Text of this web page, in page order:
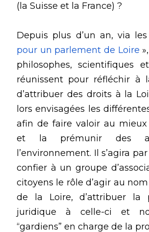
(la Suisse et la France) ?
Depuis plus d’un an, via
pour un parlement de Loire
philosophes, scientifiques
réunissent pour réfléchir à
d’attribuer des droits à la
lors envisagées les
afin de faire valoir au mieux
et la prémunir des
l’environnement. Il s’agira
confier à un groupe
citoyens le rôle d’agir au
de la Loire, d’attribuer la
juridique à celle-ci et
“gardiens” en charge de la